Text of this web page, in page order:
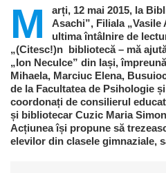
M
arți, 12 mai 2015, la
Asachi”, Filiala
ultima întâlnire de
„(Citesc!)n bibliotecă – mă
„Ion Neculce” din Iași,
Mihaela, Marciuc Elena,
de la Facultatea de Psihologie
coordonați de consilierul
și bibliotecar Cuzic Maria
Acțiunea își propune să
elevilor din clasele gimnaziale,